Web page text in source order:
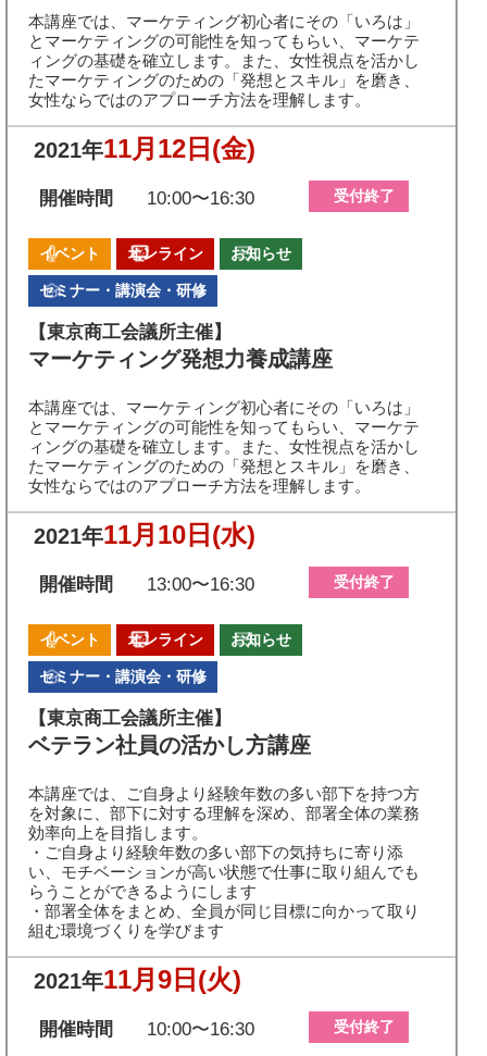
本講座では、マーケティング初心者にその「いろは」
とマーケティングの可能性を知ってもらい、マーケテ
ィングの基礎を確立します。また、女性視点を活かし
たマーケティングのための「発想とスキル」を磨き、
女性ならではのアプローチ方法を理解します。
2021年11月12日 (金)
開催時間 10:00〜16:30 受付終了
イベント オンライン お知らせ
セミナー・講演会・研修
【東京商工会議所主催】
マーケティング発想力養成講座
本講座では、マーケティング初心者にその「いろは」
とマーケティングの可能性を知ってもらい、マーケテ
ィングの基礎を確立します。また、女性視点を活かし
たマーケティングのための「発想とスキル」を磨き、
女性ならではのアプローチ方法を理解します。
2021年11月10日 (水)
開催時間 13:00〜16:30 受付終了
イベント オンライン お知らせ
セミナー・講演会・研修
【東京商工会議所主催】
ベテラン社員の活かし方講座
本講座では、ご自身より経験年数の多い部下を持つ方
を対象に、部下に対する理解を深め、部署全体の業務
効率向上を目指します。
・ご自身より経験年数の多い部下の気持ちに寄り添
い、モチベーションが高い状態で仕事に取り組んでも
らうことができるようにします
・部署全体をまとめ、全員が同じ目標に向かって取り
組む環境づくりを学びます
2021年11月9日 (火)
開催時間 10:00〜16:30 受付終了